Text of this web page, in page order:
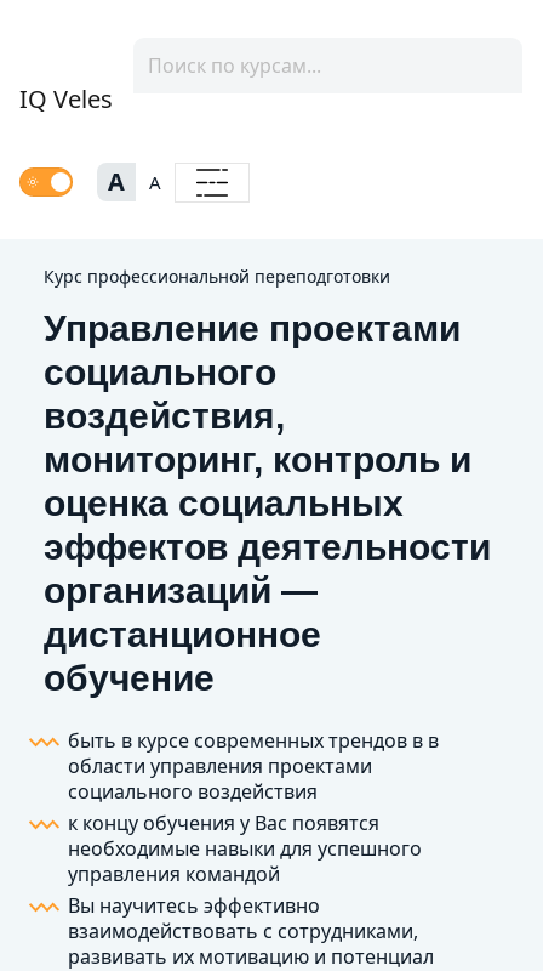
IQ Veles
A A
Курс профессиональной переподготовки
Управление проектами
социального
воздействия,
мониторинг, контроль и
оценка социальных
эффектов деятельности
организаций —
дистанционное
обучение
быть в курсе современных трендов в в
области управления проектами
социального воздействия
к концу обучения у Вас появятся
необходимые навыки для успешного
управления командой
Вы научитесь эффективно
взаимодействовать с сотрудниками,
развивать их мотивацию и потенциал